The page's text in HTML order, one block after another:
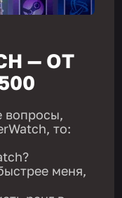
— ОТ
вопросы,
то:
меня,